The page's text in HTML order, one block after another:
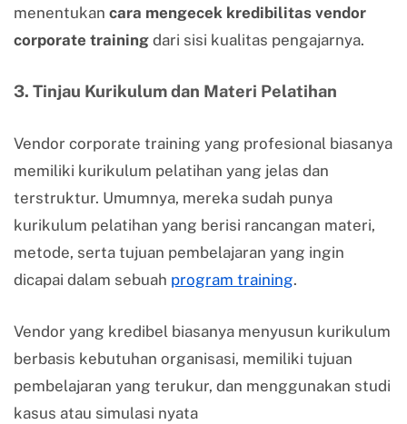
menentukan cara mengecek kredibilitas vendor
corporate training dari sisi kualitas pengajarnya.
3. Tinjau Kurikulum dan Materi Pelatihan
Vendor corporate training yang profesional biasanya
memiliki kurikulum pelatihan yang jelas dan
terstruktur. Umumnya, mereka sudah punya
kurikulum pelatihan yang berisi rancangan materi,
metode, serta tujuan pembelajaran yang ingin
dicapai dalam sebuah program training.
Vendor yang kredibel biasanya menyusun kurikulum
berbasis kebutuhan organisasi, memiliki tujuan
pembelajaran yang terukur, dan menggunakan studi
kasus atau simulasi nyata